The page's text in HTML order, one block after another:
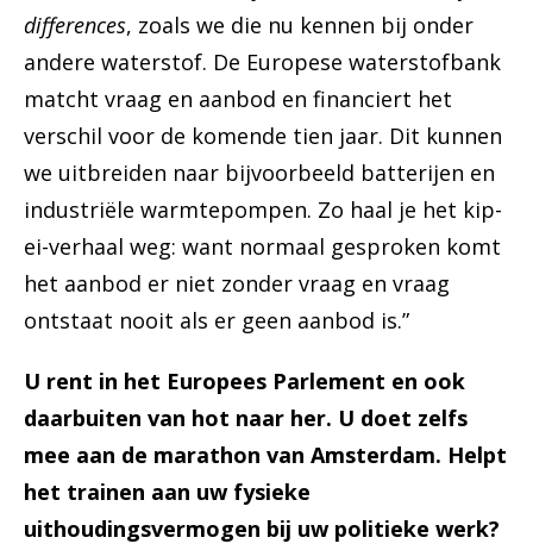
differences, zoals we die nu kennen bij onder
andere waterstof. De Europese waterstofbank
matcht vraag en aanbod en financiert het
verschil voor de komende tien jaar. Dit kunnen
we uitbreiden naar bijvoorbeeld batterijen en
industriële warmtepompen. Zo haal je het kip-
ei-verhaal weg: want normaal gesproken komt
het aanbod er niet zonder vraag en vraag
ontstaat nooit als er geen aanbod is.”
U rent in het Europees Parlement en ook
daarbuiten van hot naar her. U doet zelfs
mee aan de marathon van Amsterdam. Helpt
het trainen aan uw fysieke
uithoudingsvermogen bij uw politieke werk?